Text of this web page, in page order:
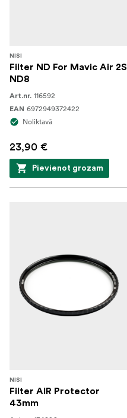
NISI
Filter ND For Mavic Air 2S
ND8
Art.nr. 116592
EAN 6972949372422
Noliktavā
23,90 €
Pievienot grozam
NISI
Filter AIR Protector
43mm